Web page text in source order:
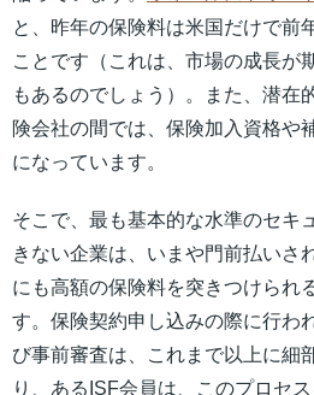
と、昨年の保険料は米国だけで前
ことです（これは、市場の成長が
もあるのでしょう）。また、潜在
険会社の間では、保険加入資格や
になっています。
そこで、最も基本的な水準のセキ
きない企業は、いまや門前払いさ
にも高額の保険料を突きつけられ
す。保険契約申し込みの際に行わ
び事前審査は、これまで以上に細
り、あるISF会員は、このプロセ